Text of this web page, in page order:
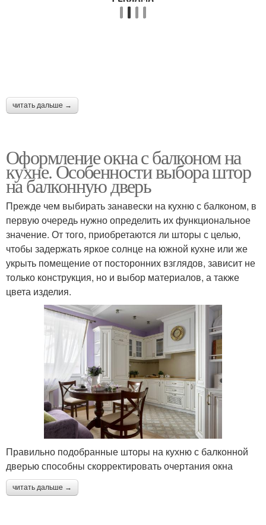
читать дальше →
Оформление окна с балконом на
кухне. Особенности выбора штор
на балконную дверь
Прежде чем выбирать занавески на кухню с балконом, в
первую очередь нужно определить их функциональное
значение. От того, приобретаются ли шторы с целью,
чтобы задержать яркое солнце на южной кухне или же
укрыть помещение от посторонних взглядов, зависит не
только конструкция, но и выбор материалов, а также
цвета изделия.
Правильно подобранные шторы на кухню с балконной
дверью способны скорректировать очертания окна
читать дальше →